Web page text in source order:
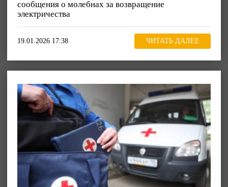
сообщения о молебнах за возвращение
электричества
19.01.2026 17:38 ЧИТАТЬ ДАЛЕЕ